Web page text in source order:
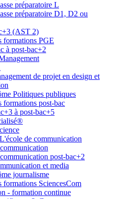
préparatoire L
préparatoire D1, D2 ou
(AST 2)
formations PGE
à post-bac+2
de projet en design et
Politiques publiques
formations post-bac
à post-bac+5
de communication
post-bac+2
et media
journalisme
formations SciencesCom
- formation continue